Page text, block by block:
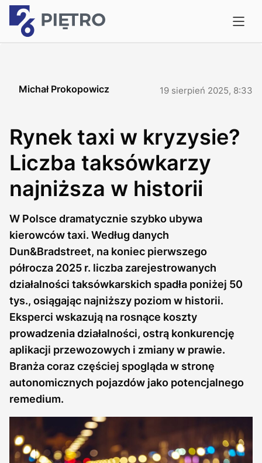
Michał Prokopowicz 19 sierpień 2025, 8:33
Rynek taxi w kryzysie?
Liczba taksówkarzy
najniższa w historii
W Polsce dramatycznie szybko ubywa
kierowców taxi. Według danych
Dun&Bradstreet, na koniec pierwszego
półrocza 2025 r. liczba zarejestrowanych
działalności taksówkarskich spadła poniżej 50
tys., osiągając najniższy poziom w historii.
Eksperci wskazują na rosnące koszty
prowadzenia działalności, ostrą konkurencję
aplikacji przewozowych i zmiany w prawie.
Branża coraz częściej spogląda w stronę
autonomicznych pojazdów jako potencjalnego
remedium.